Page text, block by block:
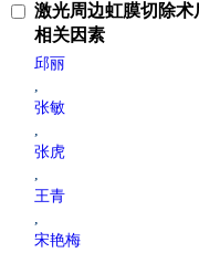
激光周边虹膜切除
相关因素
邱丽
,
张敏
,
张虎
,
王青
,
宋艳梅